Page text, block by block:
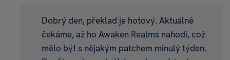
Dobrý den, překlad je hotový. Aktuálně
čekáme, až ho Awaken Realms nahodí, což
mělo být s nějakým patchem minulý týden.